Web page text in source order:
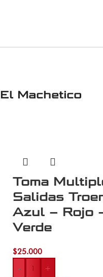
El Machetico
Toma
Salidas
Azul – Rojo
Verde
$25.000
-
+